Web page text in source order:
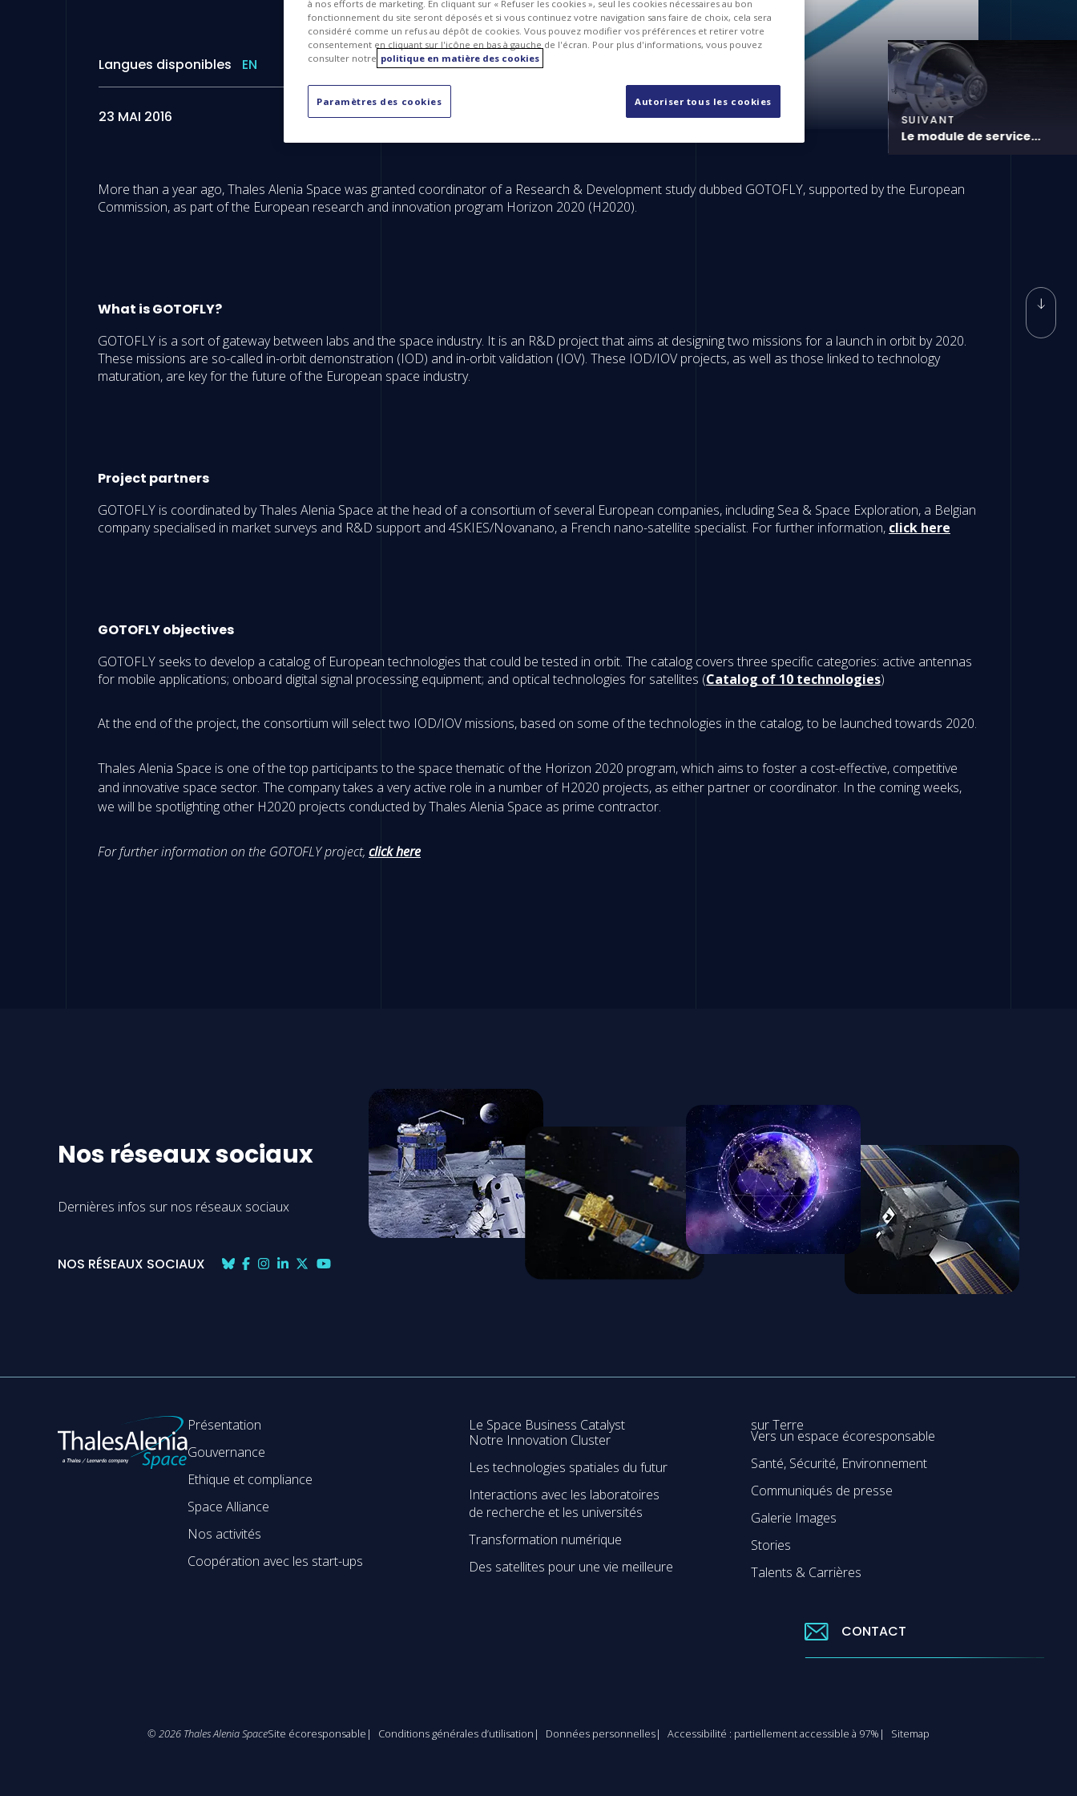
Langues disponibles EN
23 MAI 2016 SUIVANT
Le module de service...
More than a year ago, Thales Alenia Space was granted coordinator of a Research & Development study dubbed GOTOFLY, supported by the European
Commission, as part of the European research and innovation program Horizon 2020 (H2020).
What is GOTOFLY?
GOTOFLY is a sort of gateway between labs and the space industry. It is an R&D project that aims at designing two missions for a launch in orbit by 2020.
These missions are so-called in-orbit demonstration (IOD) and in-orbit validation (IOV). These IOD/IOV projects, as well as those linked to technology
maturation, are key for the future of the European space industry.
Project partners
GOTOFLY is coordinated by Thales Alenia Space at the head of a consortium of several European companies, including Sea & Space Exploration, a Belgian
company specialised in market surveys and R&D support and 4SKIES/Novanano, a French nano-satellite specialist. For further information, click here
GOTOFLY objectives
GOTOFLY seeks to develop a catalog of European technologies that could be tested in orbit. The catalog covers three specific categories: active antennas
for mobile applications; onboard digital signal processing equipment; and optical technologies for satellites (Catalog of 10 technologies)
At the end of the project, the consortium will select two IOD/IOV missions, based on some of the technologies in the catalog, to be launched towards 2020.
Thales Alenia Space is one of the top participants to the space thematic of the Horizon 2020 program, which aims to foster a cost-effective, competitive
and innovative space sector. The company takes a very active role in a number of H2020 projects, as either partner or coordinator. In the coming weeks,
we will be spotlighting other H2020 projects conducted by Thales Alenia Space as prime contractor.
For further information on the GOTOFLY project, click here
Nos réseaux sociaux
Dernières infos sur nos réseaux sociaux
NOS RÉSEAUX SOCIAUX
Présentation
Gouvernance
Ethique et compliance
Space Alliance
Nos activités
Coopération avec les start-ups
Le Space Business Catalyst
Notre Innovation Cluster
Les technologies spatiales du futur
Interactions avec les laboratoires
de recherche et les universités
Transformation numérique
Des satellites pour une vie meilleure
sur Terre
Vers un espace écoresponsable
Santé, Sécurité, Environnement
Communiqués de presse
Galerie Images
Stories
Talents & Carrières
CONTACT
© 2026 Thales Alenia SpaceSite écoresponsable Conditions générales d’utilisation Données personnelles Accessibilité : partiellement accessible à 97% Sitemap
à nos efforts de marketing. En cliquant sur « Refuser les cookies », seul les cookies nécessaires au bon
fonctionnement du site seront déposés et si vous continuez votre navigation sans faire de choix, cela sera
considéré comme un refus au dépôt de cookies. Vous pouvez modifier vos préférences et retirer votre
consentement en cliquant sur l'icône en bas à gauche de l'écran. Pour plus d'informations, vous pouvez
consulter notre politique en matière des cookies
Paramètres des cookies Autoriser tous les cookies